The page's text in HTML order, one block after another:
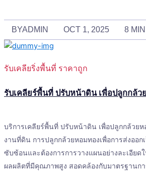
BYADMIN OCT 1, 2025 8
รับเคลียริ่งพื้นที่ ราคาถูก
รับเคลียร์พื้นที่ ปรับหน้าดิน เพื่อปลูกกล้ว
บริการเคลียร์พื้นที่ ปรับหน้าดิน เพื่อปลูกกล้วยห
งานที่ดิน การปลูกกล้วยหอมทองเพื่อการส่งออ
ซับซ้อนและต้องการการวางแผนอย่างละเอียด
ผลผลิตที่มีคุณภาพสูง สอดคล้องกับมาตรฐานก